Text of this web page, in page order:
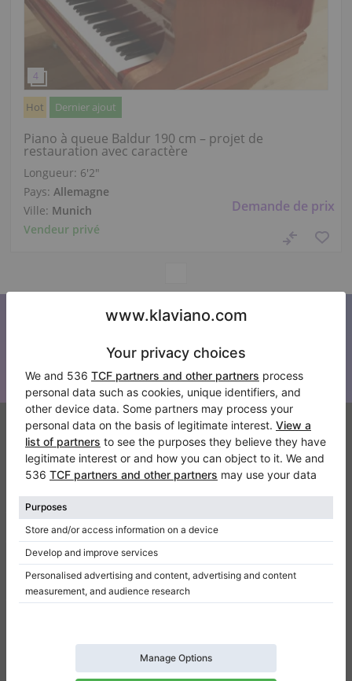
Demande de prix
Hot Dernier ajout
Piano à queue Baldur 190 cm – projet de
restauration avec caractère
Longueur: 6′2″
Pays: Allemagne
Ville: Munich
Vendeur privé
S’abonner à notre newsletter
Klaviano
FAQ
Contact
Qui sommes-nous
Donner un avis
Conditions d’utilisation
Paramètres de consentement